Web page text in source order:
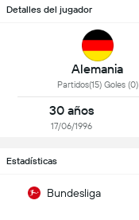
Detalles del jugador
Alemania
Partidos(15) Goles (0)
30 años
17/06/1996
Estadísticas
Bundesliga